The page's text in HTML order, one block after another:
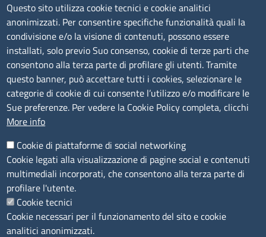
Imperia 0183 7931 - La Spezia 0187 7281
Amministrazione Trasparente
Consulta tutte le sezioni
Bilanci
Bandi di concorso
Procedimenti
Provvedimenti
Sito web
Note legali
Privacy policy
Dichiarazione di accessibilità
Redazione
Questo sito utilizza cookie tecnici e cookie analitici
anonimizzati. Per consentire specifiche funzionalità quali la
condivisione e/o la visione di contenuti, possono essere
installati, solo previo Suo consenso, cookie di terze parti che
consentono alla terza parte di profilare gli utenti. Tramite
questo banner, può accettare tutti i cookies, selezionare le
categorie di cookie di cui consente l’utilizzo e/o modificare le
Sue preferenze. Per vedere la Cookie Policy completa, clicchi
More info
Cookie di piattaforme di social networking
Cookie legati alla visualizzazione di pagine social e contenuti
multimediali incorporati, che consentono alla terza parte di
profilare l'utente.
Cookie tecnici
Cookie necessari per il funzionamento del sito e cookie
analitici anonimizzati.